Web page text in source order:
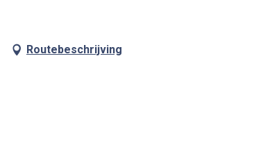
Routebeschrijving